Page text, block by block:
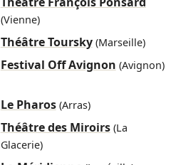
(Vienne)
Théâtre Toursky(Marseille)
Festival Off Avignon (Avignon)
Le Pharos(Arras)
Théâtre des Miroirs(La
Glacerie)